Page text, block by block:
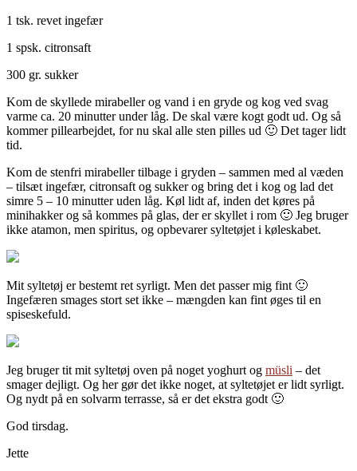
1 tsk. revet ingefær
1 spsk. citronsaft
300 gr. sukker
Kom de skyllede mirabeller og vand i en gryde og kog ved svag
varme ca. 20 minutter under låg. De skal være kogt godt ud. Og så
kommer pillearbejdet, for nu skal alle sten pilles ud 🙂 Det tager lidt
tid.
Kom de stenfri mirabeller tilbage i gryden – sammen med al væden
– tilsæt ingefær, citronsaft og sukker og bring det i kog og lad det
simre 5 – 10 minutter uden låg. Køl lidt af, inden det køres på
minihakker og så kommes på glas, der er skyllet i rom 🙂 Jeg bruger
ikke atamon, men spiritus, og opbevarer syltetøjet i køleskabet.
Mit syltetøj er bestemt ret syrligt. Men det passer mig fint 🙂
Ingefæren smages stort set ikke – mængden kan fint øges til en
spiseskefuld.
Jeg bruger tit mit syltetøj oven på noget yoghurt og müsli – det
smager dejligt. Og her gør det ikke noget, at syltetøjet er lidt syrligt.
Og nydt på en solvarm terrasse, så er det ekstra godt 🙂
God tirsdag.
Jette